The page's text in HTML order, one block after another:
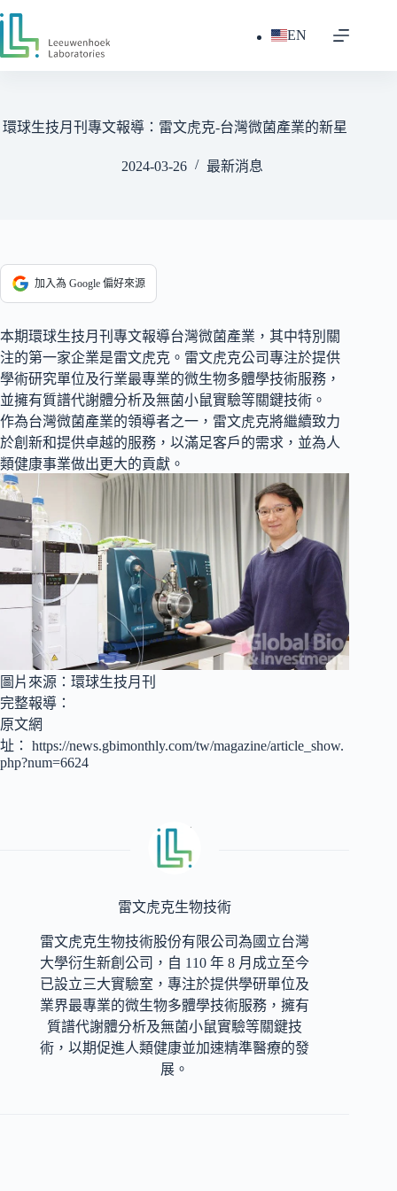
跳
主
容
EN
環球生技月刊專文報導：雷文虎克-台灣微菌產業的新星
2024-03-26 最新消息
加入為 Google 偏好來源
本期環球生技月刊專文報導台灣微菌產業，其中特別關
注的第一家企業是雷文虎克。雷文虎克公司專注於提供
學術研究單位及行業最專業的微生物多體學技術服務，
並擁有質譜代謝體分析及無菌小鼠實驗等關鍵技術。
作為台灣微菌產業的領導者之一，雷文虎克將繼續致力
於創新和提供卓越的服務，以滿足客戶的需求，並為人
類健康事業做出更大的貢獻。
圖片來源：環球生技月刊
完整報導：
原文網
址： https://news.gbimonthly.com/tw/magazine/article_show.
php?num=6624
雷文虎克生物技術
雷文虎克生物技術股份有限公司為國立台灣
大學衍生新創公司，自 110 年 8 月成立至今
已設立三大實驗室，專注於提供學研單位及
業界最專業的微生物多體學技術服務，擁有
質譜代謝體分析及無菌小鼠實驗等關鍵技
術，以期促進人類健康並加速精準醫療的發
展。